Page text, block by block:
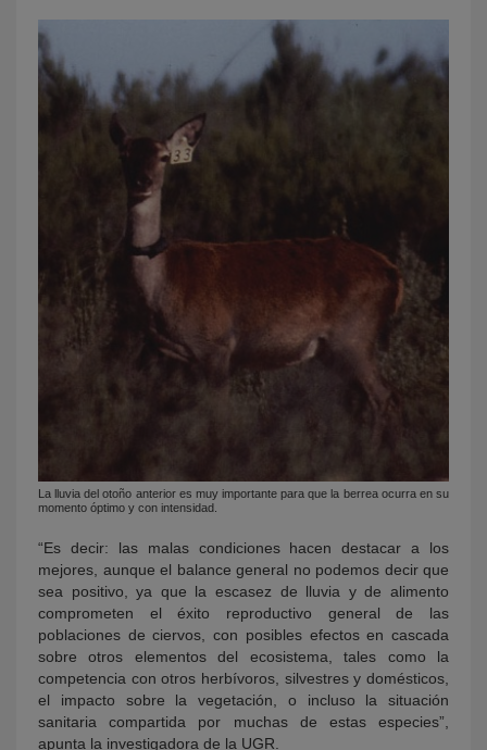
La lluvia del otoño anterior es muy importante para que la berrea ocurra en su
momento óptimo y con intensidad.
“Es decir: las malas condiciones hacen destacar a los
mejores, aunque el balance general no podemos decir que
sea positivo, ya que la escasez de lluvia y de alimento
comprometen el éxito reproductivo general de las
poblaciones de ciervos, con posibles efectos en cascada
sobre otros elementos del ecosistema, tales como la
competencia con otros herbívoros, silvestres y domésticos,
el impacto sobre la vegetación, o incluso la situación
sanitaria compartida por muchas de estas especies”,
apunta la investigadora de la UGR.